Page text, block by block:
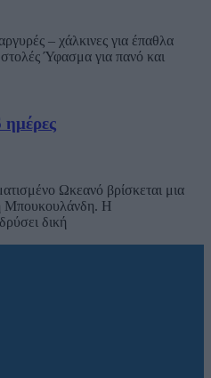
– χάλκινες για έπαθλα
Ύφασμα για πανό και
Ωκεανό βρίσκεται μια
Μπουκουλάνδη. Η
δική